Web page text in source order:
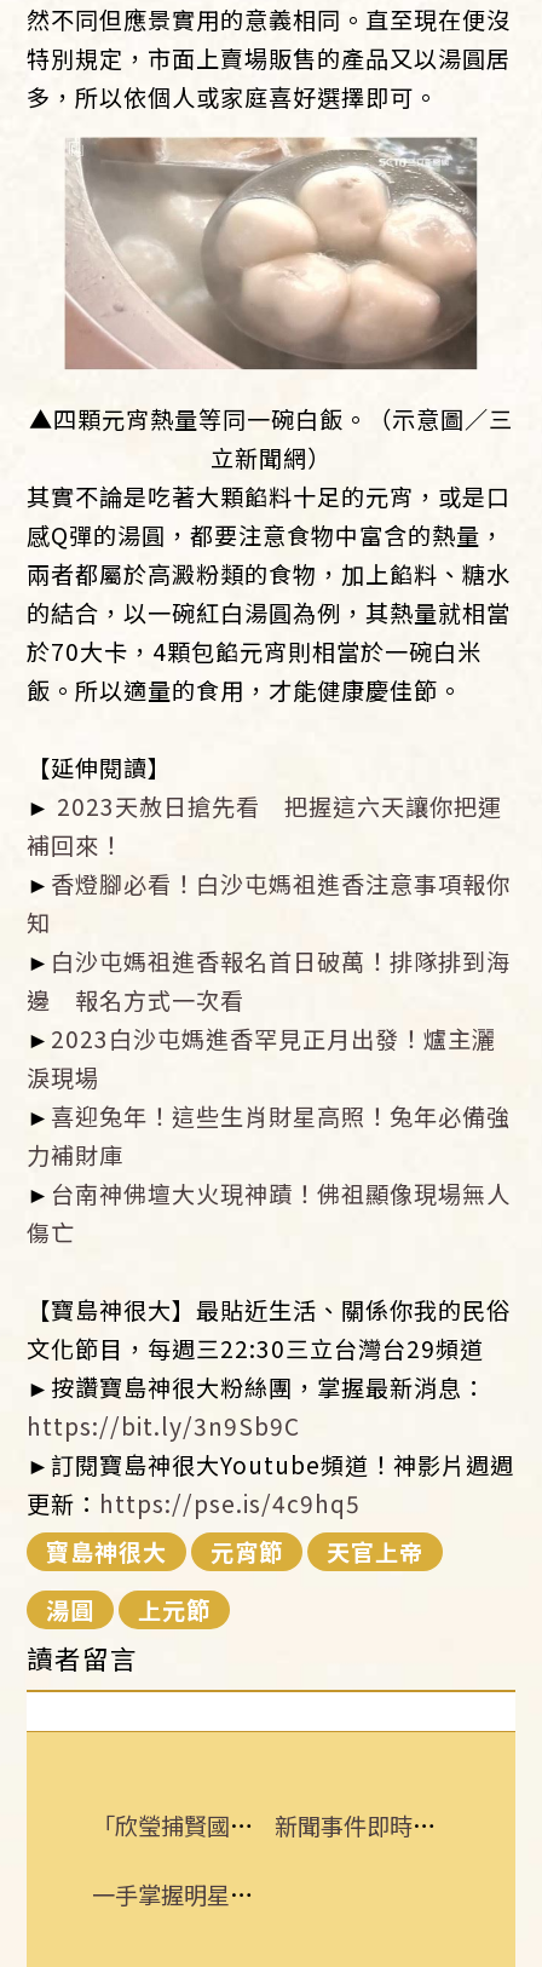
然不同但應景實用的意義相同。直至現在便沒
特別規定，市面上賣場販售的產品又以湯圓居
多，所以依個人或家庭喜好選擇即可。
▲四顆元宵熱量等同一碗白飯。（示意圖／三
立新聞網）
其實不論是吃著大顆餡料十足的元宵，或是口
感Q彈的湯圓，都要注意食物中富含的熱量，
兩者都屬於高澱粉類的食物，加上餡料、糖水
的結合，以一碗紅白湯圓為例，其熱量就相當
於70大卡，4顆包餡元宵則相當於一碗白米
飯。所以適量的食用，才能健康慶佳節。
【延伸閱讀】
► 2023天赦日搶先看 把握這六天讓你把運
補回來！
► 香燈腳必看！白沙屯媽祖進香注意事項報你
知
► 白沙屯媽祖進香報名首日破萬！排隊排到海
邊 報名方式一次看
► 2023白沙屯媽進香罕見正月出發！爐主灑
淚現場
► 喜迎兔年！這些生肖財星高照！兔年必備強
力補財庫
► 台南神佛壇大火現神蹟！佛祖顯像現場無人
傷亡
【寶島神很大】最貼近生活、關係你我的民俗
文化節目，每週三22:30三立台灣台29頻道
►按讚寶島神很大粉絲團，掌握最新消息：
https://bit.ly/3n9Sb9C
►訂閱寶島神很大Youtube頻道！神影片週週
更新： https://pse.is/4c9hq5
寶島神很大
元宵節
天官上帝
湯圓
上元節
讀者留言
「欣瑩捕賢國昌在後? 」她揭藍白新竹亂局 新聞事件即時更新 所有消息一手掌握！
一手掌握明星動態 即刻下載娛樂星聞APP